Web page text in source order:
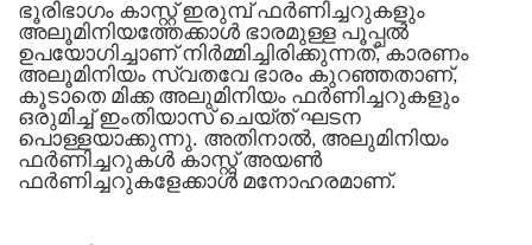
ഭൂരിഭാഗം കാസ്റ്റ് ഇരുമ്പ് ഫർണിച്ചറുകളും
അലൂമിനിയത്തേക്കാൾ ഭാരമുള്ള പൂപ്പൽ
ഉപയോഗിച്ചാണ് നിർമ്മിച്ചിരിക്കുന്നത്, കാരണം
അലൂമിനിയം സ്വതവേ ഭാരം കുറഞ്ഞതാണ്,
കൂടാതെ മിക്ക അലുമിനിയം ഫർണിച്ചറുകളും
ഒരുമിച്ച് ഇംതിയാസ് ചെയ്ത് ഘടന
പൊള്ളയാക്കുന്നു. അതിനാൽ, അലുമിനിയം
ഫർണിച്ചറുകൾ കാസ്റ്റ് അയൺ
ഫർണിച്ചറുകളേക്കാൾ മനോഹരമാണ്.